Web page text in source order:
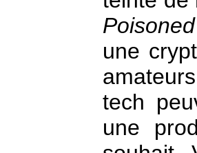
une
tech
une